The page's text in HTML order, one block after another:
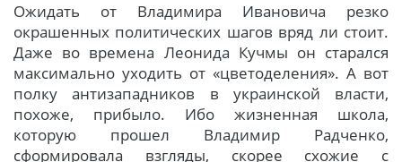
Ожидать от Владимира Ивановича резко
окрашенных политических шагов вряд ли стоит.
Даже во времена Леонида Кучмы он старался
максимально уходить от «цветоделения». А вот
полку антизападников в украинской власти,
похоже, прибыло. Ибо жизненная школа,
которую прошел Владимир Радченко,
сформировала взгляды, скорее схожие с